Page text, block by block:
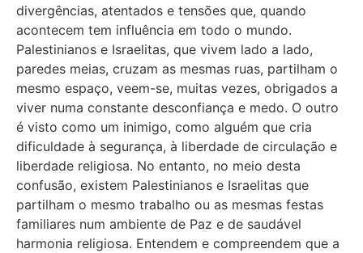
divergências, atentados e tensões que, quando
acontecem tem influência em todo o mundo.
Palestinianos e Israelitas, que vivem lado a lado,
paredes meias, cruzam as mesmas ruas, partilham o
mesmo espaço, veem-se, muitas vezes, obrigados a
viver numa constante desconfiança e medo. O outro
é visto como um inimigo, como alguém que cria
dificuldade à segurança, à liberdade de circulação e
liberdade religiosa. No entanto, no meio desta
confusão, existem Palestinianos e Israelitas que
partilham o mesmo trabalho ou as mesmas festas
familiares num ambiente de Paz e de saudável
harmonia religiosa. Entendem e compreendem que a